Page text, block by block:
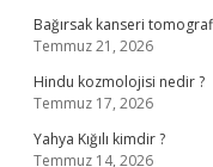
Bağırsak kanseri
Temmuz 21, 2026
Hindu kozmolojisi nedir ?
Temmuz 17, 2026
Yahya Kığılı kimdir ?
Temmuz 14, 2026